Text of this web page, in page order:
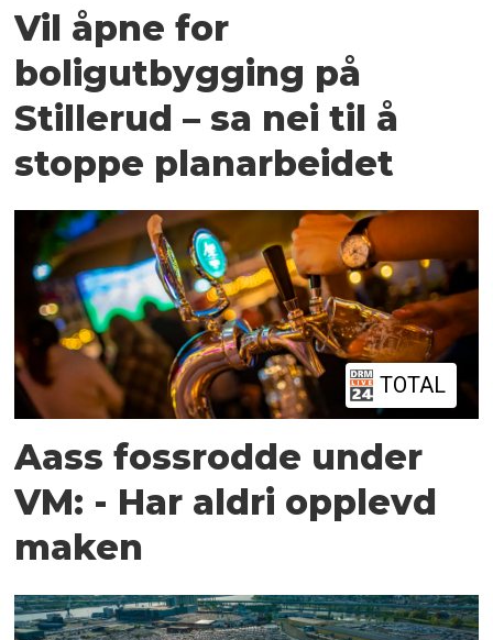
Vil åpne for
boligutbygging på
Stillerud – sa nei til å
stoppe planarbeidet
TOTAL
Aass fossrodde under
VM: - Har aldri opplevd
maken